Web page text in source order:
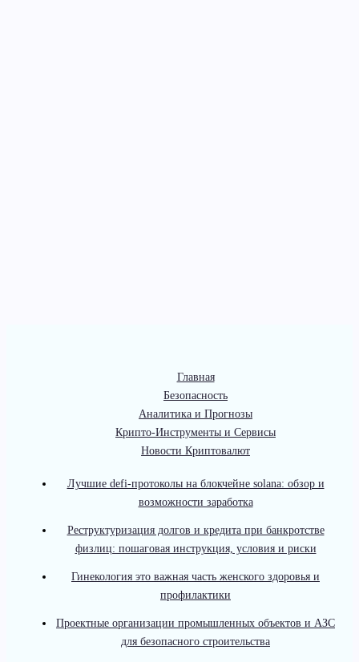
Главная
Безопасность
Аналитика и Прогнозы
Крипто-Инструменты и Сервисы
Новости Криптовалют
Лучшие defi-протоколы на блокчейне solana: обзор и
возможности заработка
Реструктуризация долгов и кредита при банкротстве
физлиц: пошаговая инструкция, условия и риски
Гинекология это важная часть женского здоровья и
профилактики
Проектные организации промышленных объектов и АЗС
для безопасного строительства